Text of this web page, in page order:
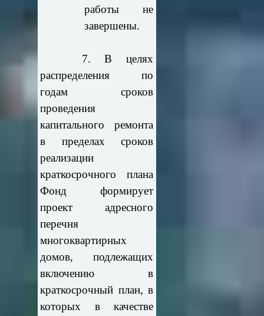
работы не
завершены.
7. В целях
распределения по
годам сроков
проведения
капитального ремонта
в пределах сроков
реализации
краткосрочного плана
Фонд формирует
проект адресного
перечня
многоквартирных
домов, подлежащих
включению в
краткосрочный план, в
которых в качестве